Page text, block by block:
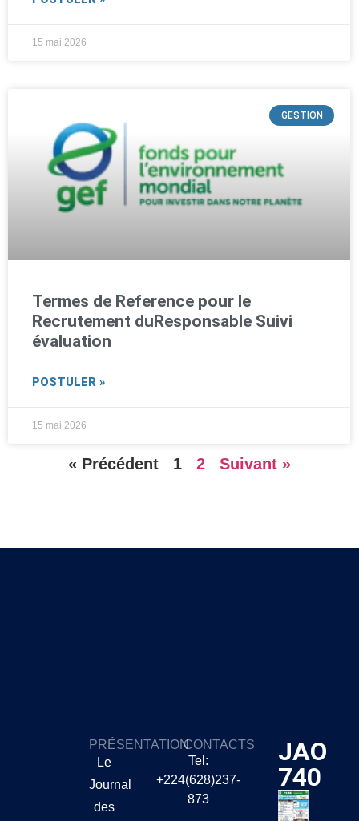
15 mai 2026
GESTION
Termes de Reference pour le
Recrutement duResponsable Suivi
évaluation
POSTULER »
15 mai 2026
« Précédent 1 2 Suivant »
PRÉSENTATION
Le
Journal
des
CONTACTS
Tel:
+224(628)237-
873
JAO
740